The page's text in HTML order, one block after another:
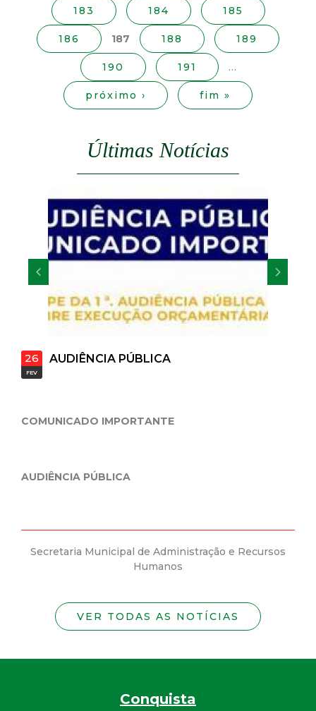
s
183 184 185
186 187 188 189
190 191 …
próximo › fim »
Últimas Notícias
26
FEV
AUDIÊNCIA PÚBLICA
COMUNICADO IMPORTANTE
AUDIÊNCIA PÚBLICA
Secretaria Municipal de Administração e Recursos
Humanos
VER TODAS AS NOTÍCIAS
Conquista